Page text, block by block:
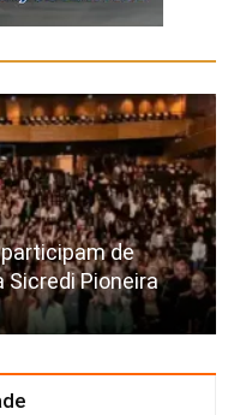
de
Sicredi Pioneira